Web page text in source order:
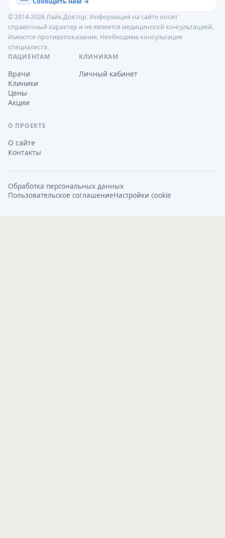
© 2014-2026 Лайк.Доктор. Информация на сайте носит
справочный характер и не является медицинской консультацией.
Имеются противопоказания. Необходима консультация
специалиста.
ПАЦИЕНТАМ
Врачи
Клиники
Цены
Акции
КЛИНИКАМ
Личный кабинет
О ПРОЕКТЕ
О сайте
Контакты
Обработка персональных данных
Пользовательское соглашениеНастройки cookie